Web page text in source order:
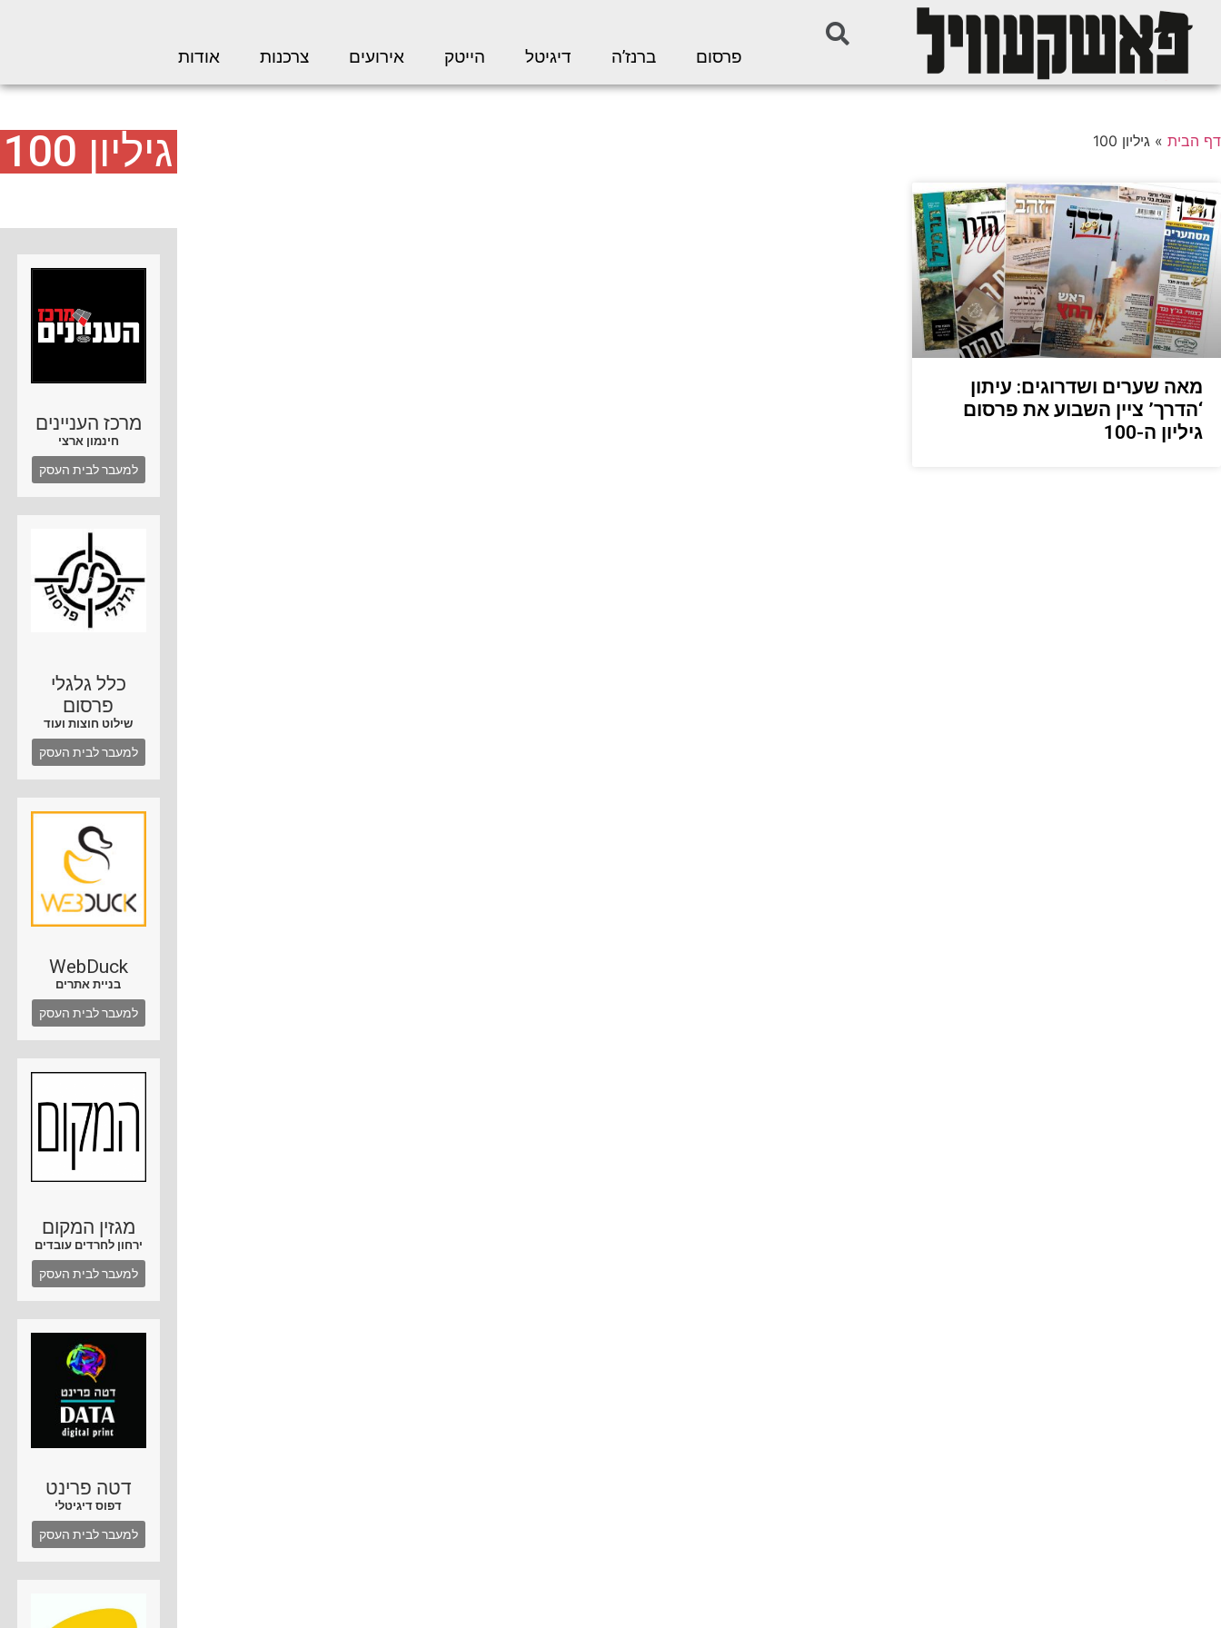
פרסום ברנז’ה דיגיטל הייטק אירועים צרכנות אודות
דף הבית » גיליון 100
מאה שערים ושדרוגים: עיתון
‘הדרך’ ציין השבוע את פרסום
גיליון ה-100
גיליון 100
מרכז העניינים
חינמון ארצי
למעבר לבית העסק
כלל גלגלי
פרסום
שילוט חוצות ועוד
למעבר לבית העסק
WebDuck
בניית אתרים
למעבר לבית העסק
מגזין המקום
ירחון לחרדים עובדים
למעבר לבית העסק
דטה פרינט
דפוס דיגיטלי
למעבר לבית העסק